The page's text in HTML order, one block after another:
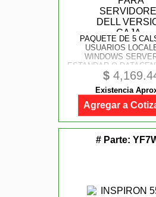
PAQUETE DE 5
USUARIOS
WINDOWS
ESTANDAR O
SERVIDORES DELL
CAJA
$
Existencia
Agregar a
# Parte: